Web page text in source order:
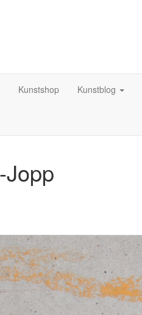
Kunstshop Kunstblog